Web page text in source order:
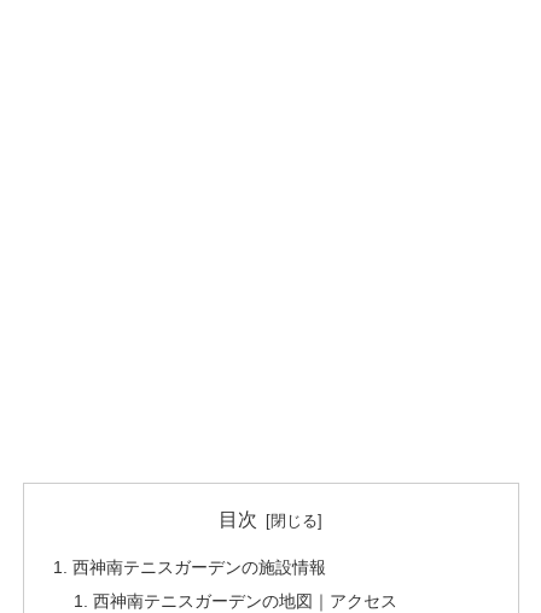
目次
西神南テニスガーデンの施設情報
西神南テニスガーデンの地図｜アクセス